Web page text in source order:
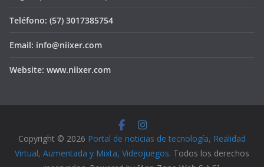
Teléfono: (57) 3017385754
Email: info@niixer.com
Website: www.niixer.com
Copyright © 2026 Portal de noticias de tecnología, Realidad
Virtual, Aumentada y Mixta, Videojuegos. Todos los derechos